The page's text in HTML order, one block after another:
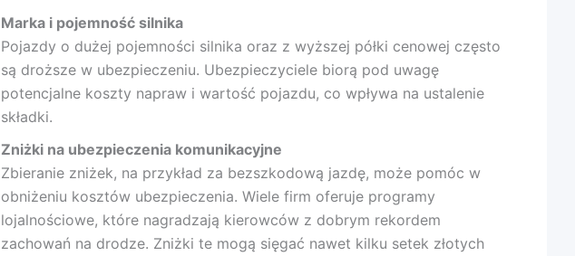
Marka i pojemność silnika
Pojazdy o dużej pojemności silnika oraz z wyższej półki cenowej często
są droższe w ubezpieczeniu. Ubezpieczyciele biorą pod uwagę
potencjalne koszty napraw i wartość pojazdu, co wpływa na ustalenie
składki.
Zniżki na ubezpieczenia komunikacyjne
Zbieranie zniżek, na przykład za bezszkodową jazdę, może pomóc w
obniżeniu kosztów ubezpieczenia. Wiele firm oferuje programy
lojalnościowe, które nagradzają kierowców z dobrym rekordem
zachowań na drodze. Zniżki te mogą sięgać nawet kilku setek złotych